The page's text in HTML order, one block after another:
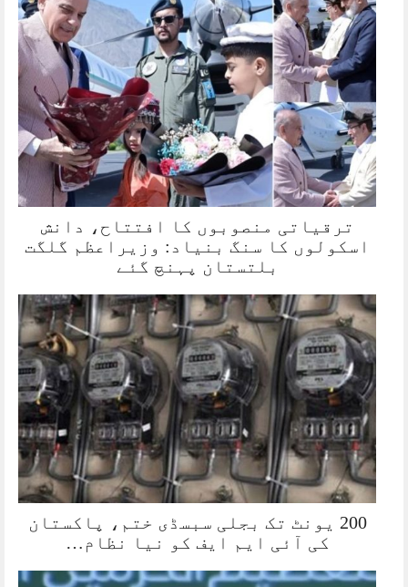
ترقیاتی منصوبوں کا افتتاح، دانش
اسکولوں کا سنگ بنیاد: وزیراعظم گلگت
بلتستان پہنچ گئے
200 یونٹ تک بجلی سبسڈی ختم، پاکستان
کی آئی ایم ایف کو نیا نظام…